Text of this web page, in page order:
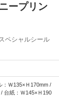
ープリン
ペシャルシール
：Ｗ135×Ｈ170mm /
台紙：Ｗ145×Ｈ190